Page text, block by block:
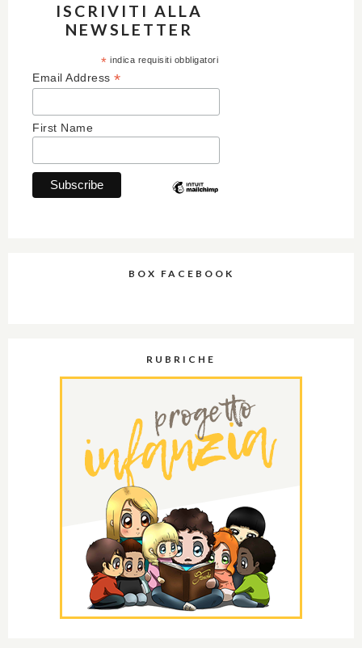
ISCRIVITI ALLA
NEWSLETTER
* indica requisiti obbligatori
Email Address *
First Name
BOX FACEBOOK
RUBRICHE